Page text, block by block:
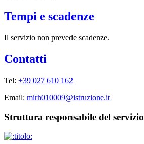
Tempi e scadenze
Il servizio non prevede scadenze.
Contatti
Tel: +39 027 610 162
Email: mirh010009@istruzione.it
Struttura responsabile del servizio